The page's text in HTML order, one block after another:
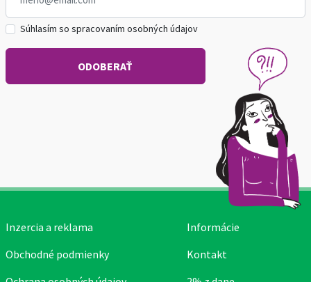
Súhlasím so spracovaním osobných údajov
Inzercia a reklama
Obchodné podmienky
Informácie
Kontakt